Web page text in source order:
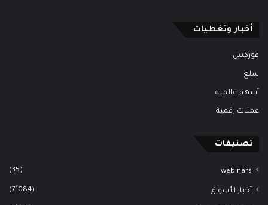
أخبار وتغطيات
فوركس
سلع
أسهم عالمية
عملات رقمية
تصنيفات
webinars
(35)
أخبار الأسواق (7٬084)